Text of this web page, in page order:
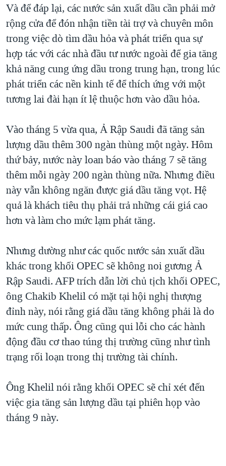
Và để đáp lại, các nước sản xuất dầu cần phải mở
rộng cửa để đón nhận tiền tài trợ và chuyên môn
trong việc dò tìm dầu hỏa và phát triển qua sự
hợp tác với các nhà đầu tư nước ngoài để gia tăng
khả năng cung ứng dầu trong trung hạn, trong lúc
phát triển các nền kinh tế để thích ứng với một
tương lai đài hạn ít lệ thuộc hơn vào dầu hỏa.
Vào tháng 5 vừa qua, Ả Rập Saudi đã tăng sản
lượng dầu thêm 300 ngàn thùng một ngày. Hôm
thứ bảy, nước này loan báo vào tháng 7 sẽ tăng
thêm mỗi ngày 200 ngàn thùng nữa. Nhưng điều
này vẫn không ngăn được giá dầu tăng vọt. Hệ
quả là khách tiêu thụ phải trả những cái giá cao
hơn và làm cho mức lạm phát tăng.
Nhưng dường như các quốc nước sản xuất dầu
khác trong khối OPEC sẽ không noi gương Ả
Rập Saudi. AFP trích dẫn lời chủ tịch khối OPEC,
ông Chakib Khelil có mặt tại hội nghị thượng
đỉnh này, nói rằng giá dầu tăng không phải là do
mức cung thấp. Ông cũng qui lỗi cho các hành
động đầu cơ thao túng thị trường cũng như tình
trạng rối loạn trong thị trường tài chính.
Ông Khelil nói rằng khối OPEC sẽ chỉ xét đến
việc gia tăng sản lượng dầu tại phiên họp vào
tháng 9 này.